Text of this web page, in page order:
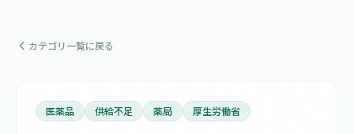
カテゴリ一覧に戻る
医薬品 供給不足 薬局 厚生労働省